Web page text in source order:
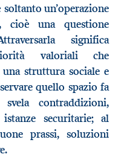
un’operazione
cioè una questione
significa
valoriali che
struttura sociale e
quello spazio fa
contraddizioni,
istanze securitarie; al
prassi, soluzioni